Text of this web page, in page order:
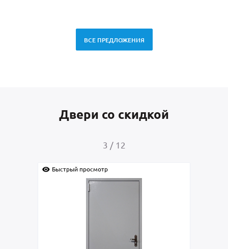
ВСЕ ПРЕДЛОЖЕНИЯ
Двери со скидкой
4 / 12
Быстрый просмотр